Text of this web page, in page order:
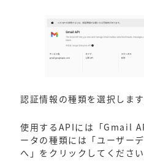
認証情報の種類を選択します
使用するAPIには「Gmail
ータの種類には「ユーザー
へ」をクリックしてください